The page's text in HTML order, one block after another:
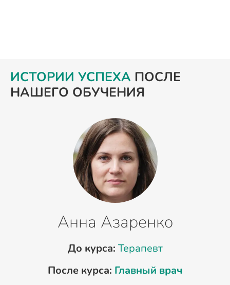
ИСТОРИИ УСПЕХА ПОСЛЕ
НАШЕГО ОБУЧЕНИЯ
Анна Азаренко
До курса: Терапевт
После курса: Главный врач